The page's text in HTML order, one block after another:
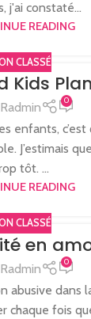
j'ai constaté...
READING
CLASSÉ
Kids
0
enfants,
J’estimais
tôt. ...
READING
CLASSÉ
en
0
abusive dans
chaque fois